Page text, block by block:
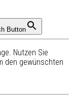
Button
Nutzen Sie
den gewünschten